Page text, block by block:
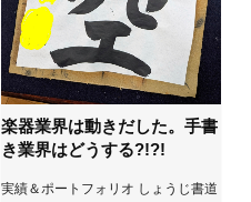
楽器業界は動きだした。手書
き業界はどうする?!?!
実績＆ポートフォリオ しょうじ書道